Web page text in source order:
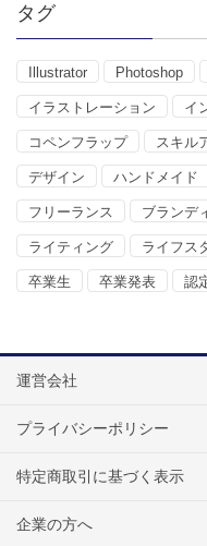
タグ
Illustrator Photoshop
イラストレーション イ
コペンフラップ スキル
デザイン ハンドメイド
フリーランス ブランデ
ライティング ライフス
卒業生 卒業発表 認
運営会社
プライバシーポリシー
特定商取引に基づく表示
企業の方へ